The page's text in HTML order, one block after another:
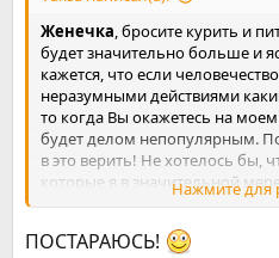
Женечка, бросите курить и
будет значительно больше и
кажется, что если
неразумными действиями
то когда Вы окажетесь на
будет делом непопулярным.
в это верить! Не хотелось бы,
которые я в значительной
кто хочет вырваться из
Уж не подводите меня,
*показывая пальцем куда-то
Нажмите для
ПОСТАРАЮСЬ!